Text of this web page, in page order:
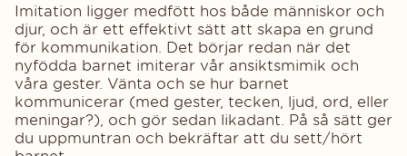
Imitation ligger medfött hos både människor och
djur, och är ett effektivt sätt att skapa en grund
för kommunikation. Det börjar redan när det
nyfödda barnet imiterar vår ansiktsmimik och
våra gester. Vänta och se hur barnet
kommunicerar (med gester, tecken, ljud, ord, eller
meningar?), och gör sedan likadant. På så sätt ger
du uppmuntran och bekräftar att du sett/hört